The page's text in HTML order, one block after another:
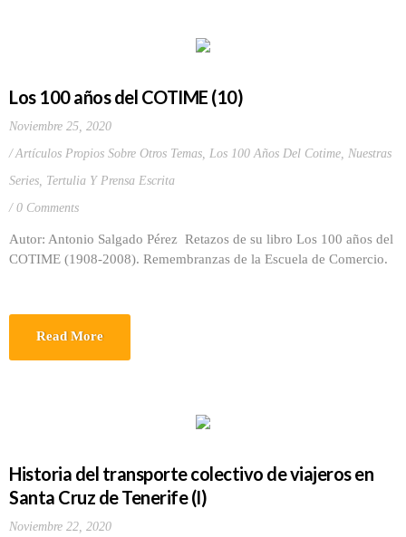
Los 100 años del COTIME (10)
Noviembre 25, 2020
Artículos Propios Sobre Otros Temas, Los 100 Años Del Cotime, Nuestras
Series, Tertulia Y Prensa Escrita
0 Comments
Autor: Antonio Salgado Pérez Retazos de su libro Los 100 años del
COTIME (1908-2008). Remembranzas de la Escuela de Comercio.
Read More
Historia del transporte colectivo de viajeros en
Santa Cruz de Tenerife (I)
Noviembre 22, 2020